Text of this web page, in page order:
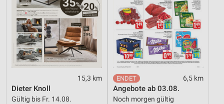
15,3 km
Dieter Knoll
Gültig bis Fr. 14.08.
6,5 km
Angebote ab 03.08.
Noch morgen gültig